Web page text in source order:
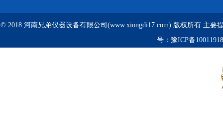
© 2018 河南兄弟仪器设备有限公司(www.xiongdi17.com) 版权所有 主要
号： 豫ICP备